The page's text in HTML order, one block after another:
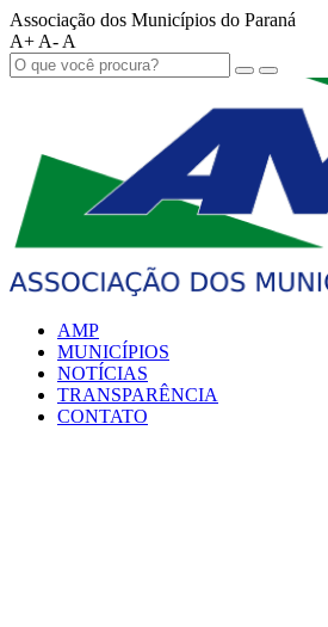
Associação dos Municípios do Paraná
A+ A- A
AMP
MUNICÍPIOS
NOTÍCIAS
TRANSPARÊNCIA
CONTATO